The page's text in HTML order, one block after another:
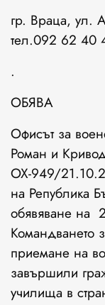
гр. Враца, ул.
тел.092 62 40
.
ОБЯВА
Офисът за
Роман и
ОХ-949/
на Република
обявяване на
Командването
приемане на
завършили
училища в